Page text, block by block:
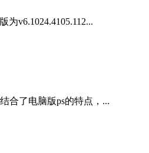
v6.1024.4105.112...
合了电脑版ps的特点，...